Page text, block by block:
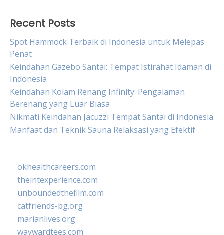
Recent Posts
Spot Hammock Terbaik di Indonesia untuk Melepas
Penat
Keindahan Gazebo Santai: Tempat Istirahat Idaman di
Indonesia
Keindahan Kolam Renang Infinity: Pengalaman
Berenang yang Luar Biasa
Nikmati Keindahan Jacuzzi Tempat Santai di Indonesia
Manfaat dan Teknik Sauna Relaksasi yang Efektif
okhealthcareers.com
theintexperience.com
unboundedthefilm.com
catfriends-bg.org
marianlives.org
waywardtees.com